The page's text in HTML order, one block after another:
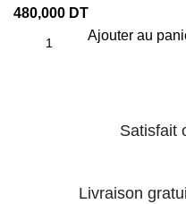
480,000 DT
Ajouter au
Satisfait
Livraison